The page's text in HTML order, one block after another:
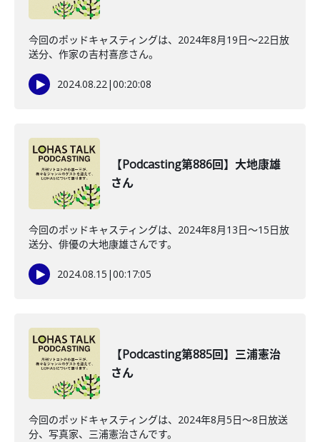
今回のポッドキャスティングは、2024年8月19日〜22日放
送分、作家の吉村喜彦さん。
2024.08.22|00:20:08
【Podcasting第886回】大地康雄
さん
今回のポッドキャスティングは、2024年8月13日〜15日放
送分、俳優の大地康雄さんです。
2024.08.15 |00:17:05
【Podcasting第885回】三浦憲治
さん
今回のポッドキャスティングは、2024年8月5日〜8日放送
分、写真家、三浦憲治さんです。